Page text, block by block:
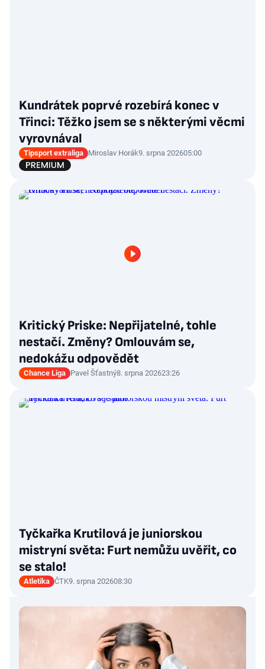
Kundrátek poprvé rozebírá konec v
Třinci: Těžko jsem se s některými věcmi
vyrovnával
Tipsport extraliga Miroslav Horák9. srpna 202605:00
Kritický Priske: Nepřijatelné, tohle
nestačí. Změny? Omlouvám se,
nedokážu odpovědět
Chance Liga Pavel Šťastný8. srpna 202623:26
Tyčkařka Krutilová je juniorskou
mistryní světa: Furt nemůžu uvěřit, co
se stalo!
Atletika ČTK9. srpna 202608:30